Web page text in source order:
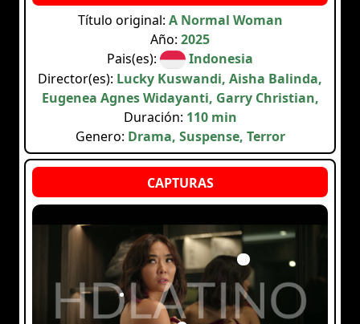
Título original: A Normal Woman
Año: 2025
Pais(es):
Indonesia
Director(es): Lucky Kuswandi, Aisha Balinda,
Eugenea Agnes Widayanti, Garry Christian,
Duración: 110 min
Genero: Drama, Suspense, Terror